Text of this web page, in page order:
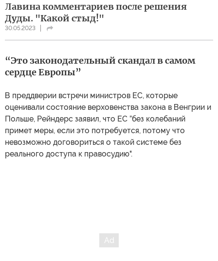
Лавина комментариев после решения
Дуды. "Какой стыд!"
30.05.2023
“Это законодательный скандал в самом
сердце Европы”
В преддверии встречи министров ЕС, которые
оценивали состояние верховенства закона в Венгрии и
Польше, Рейндерс заявил, что ЕС ”без колебаний
примет меры, если это потребуется, потому что
невозможно договориться о такой системе без
реального доступа к правосудию".